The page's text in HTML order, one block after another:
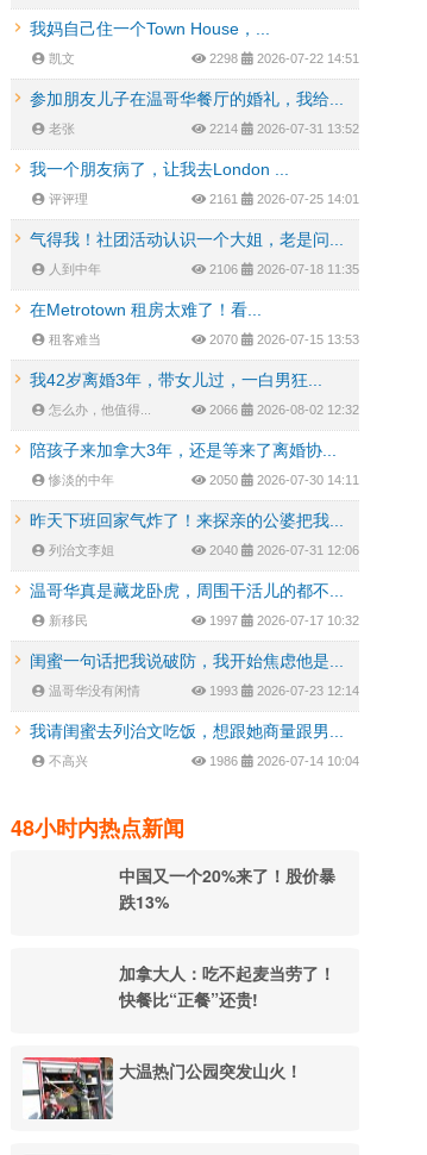
我妈自己住一个Town House，...
凯文 2298 2026-07-22 14:51
参加朋友儿子在温哥华餐厅的婚礼，我给...
老张 2214 2026-07-31 13:52
我一个朋友病了，让我去London ...
评评理 2161 2026-07-25 14:01
气得我！社团活动认识一个大姐，老是问...
人到中年 2106 2026-07-18 11:35
在Metrotown 租房太难了！看...
租客难当 2070 2026-07-15 13:53
我42岁离婚3年，带女儿过，一白男狂...
怎么办，他值得... 2066 2026-08-02 12:32
陪孩子来加拿大3年，还是等来了离婚协...
惨淡的中年 2050 2026-07-30 14:11
昨天下班回家气炸了！来探亲的公婆把我...
列治文李姐 2040 2026-07-31 12:06
温哥华真是藏龙卧虎，周围干活儿的都不...
新移民 1997 2026-07-17 10:32
闺蜜一句话把我说破防，我开始焦虑他是...
温哥华没有闲情 1993 2026-07-23 12:14
我请闺蜜去列治文吃饭，想跟她商量跟男...
不高兴 1986 2026-07-14 10:04
48小时内热点新闻
中国又一个20%来了！股价暴
跌13%
加拿大人：吃不起麦当劳了！
快餐比“正餐”还贵!
大温热门公园突发山火！